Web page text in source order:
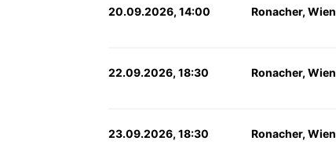
20.09.2026, 14:00 Ronacher, Wien
22.09.2026, 18:30 Ronacher, Wien
23.09.2026, 18:30 Ronacher, Wien